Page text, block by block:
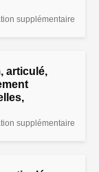
supplémentaire
articulé,
supplémentaire